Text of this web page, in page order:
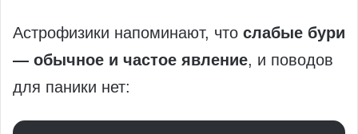
Астрофизики напоминают, что слабые бури
— обычное и частое явление, и поводов
для паники нет: